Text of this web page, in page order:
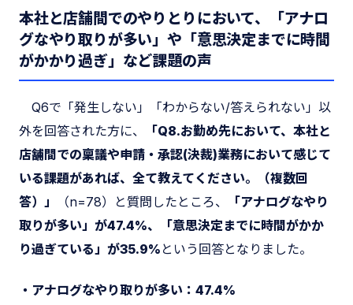
本社と店舗間でのやりとりにおいて、「アナロ
グなやり取りが多い」や「意思決定までに時間
がかかり過ぎ」など課題の声
Q6で「発生しない」「わからない/答えられない」以
外を回答された方に、
「Q8.お勤め先において、本社と
店舗間での稟議や申請・承認(決裁)業務において感じて
いる課題があれば、全て教えてください。（複数回
答）」
（n=78）と質問したところ、
「アナログなやり
取りが多い」が47.4%、「意思決定までに時間がかか
り過ぎている」が35.9% という回答となりました。
・アナログなやり取りが多い：47.4%